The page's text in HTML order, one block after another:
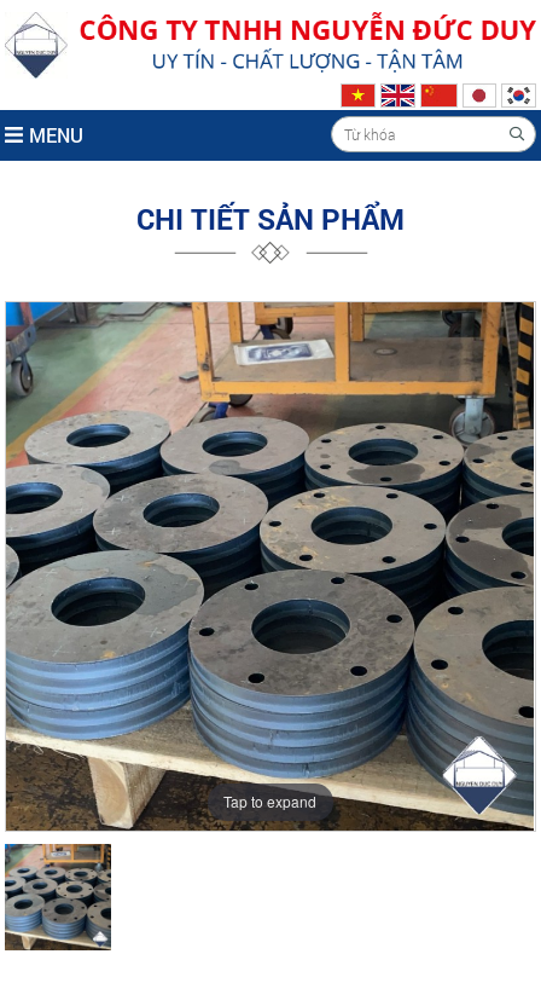
MENU
CHI TIẾT SẢN PHẨM
Tap to expand